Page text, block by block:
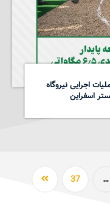
اجرایی نیروگاه
…
37